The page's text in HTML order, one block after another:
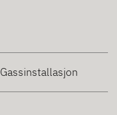
Gassinstallasjon